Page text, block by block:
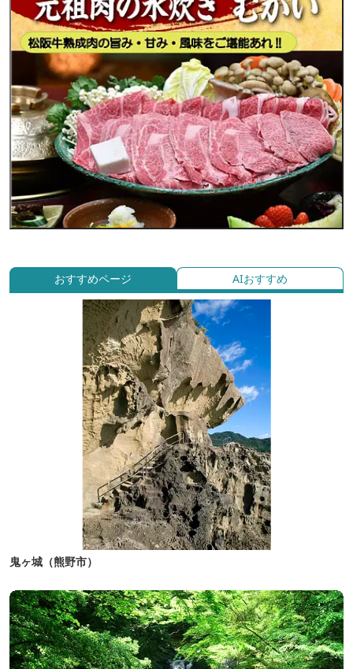
おすすめページ AIおすすめ
鬼ヶ城（熊野市）